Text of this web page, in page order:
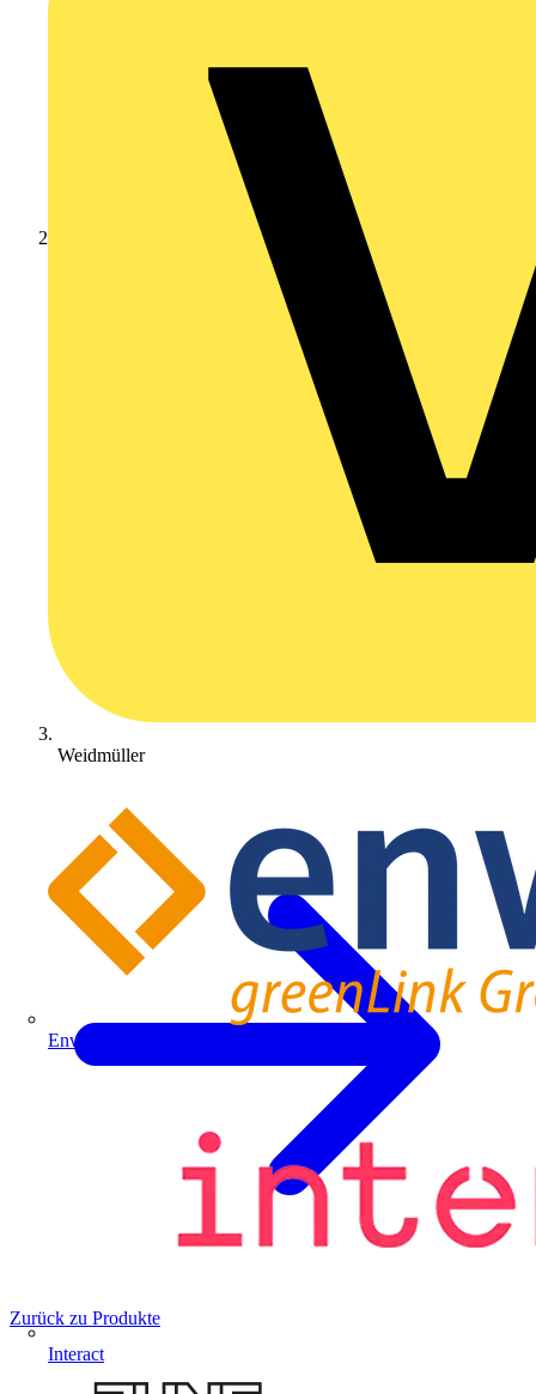
Enwitec
Interact
Weidmüller
Zurück zu Produkte